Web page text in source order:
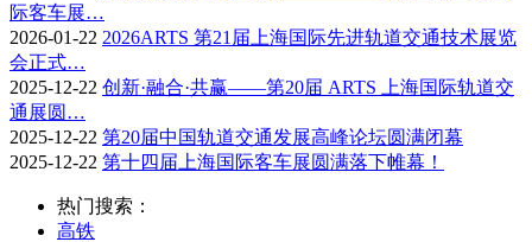
际客车展…
2026-01-22 2026ARTS 第21届上海国际先进轨道交通技术展览
会正式…
2025-12-22 创新·融合·共赢——第20届 ARTS 上海国际轨道交
通展圆…
2025-12-22 第20届中国轨道交通发展高峰论坛圆满闭幕
2025-12-22 第十四届上海国际客车展圆满落下帷幕！
热门搜索：
高铁